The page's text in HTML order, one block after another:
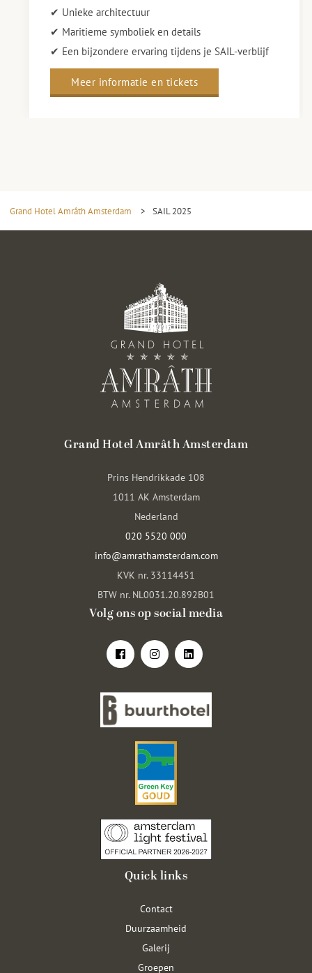
✔ Unieke architectuur
✔ Maritieme symboliek en details
✔ Een bijzondere ervaring tijdens je SAIL-verblijf
Meer informatie en tickets
Grand Hotel Amrâth Amsterdam > SAIL 2025
Grand Hotel Amrâth Amsterdam
Prins Hendrikkade 108
1011 AK Amsterdam
Nederland
020 5520 000
info@amrathamsterdam.com
KVK nr. 33114451
BTW nr. NL0031.20.892B01
Volg ons op social media
Quick links
Contact
Duurzaamheid
Galerij
Groepen